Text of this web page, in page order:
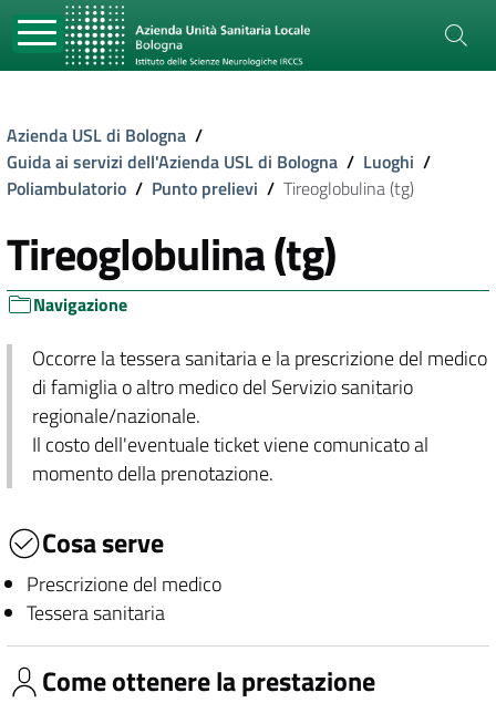
Azienda USL di Bologna /
Guida ai servizi dell'Azienda USL di Bologna / Luoghi /
Poliambulatorio / Punto prelievi / Tireoglobulina (tg)
Tireoglobulina (tg)
Navigazione
Occorre la tessera sanitaria e la prescrizione del medico
di famiglia o altro medico del Servizio sanitario
regionale/nazionale.
Il costo dell'eventuale ticket viene comunicato al
momento della prenotazione.
Cosa serve
Prescrizione del medico
Tessera sanitaria
Come ottenere la prestazione